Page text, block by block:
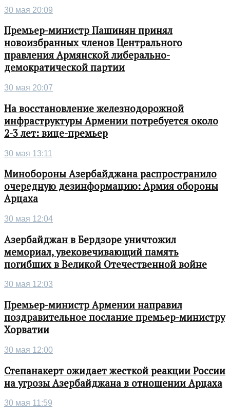
30 мая 20:09
Премьер-министр Пашинян принял
новоизбранных членов Центрального
правления Армянской либерально-
демократической партии
30 мая 20:07
На восстановление железнодорожной
инфраструктуры Армении потребуется около
2-3 лет: вице-премьер
30 мая 13:11
Минобороны Азербайджана распространило
очередную дезинформацию: Армия обороны
Арцаха
30 мая 12:04
Азербайджан в Бердзоре уничтожил
мемориал, увековечивающий память
погибших в Великой Отечественной войне
30 мая 12:03
Премьер-министр Армении направил
поздравительное послание премьер-министру
Хорватии
30 мая 12:00
Степанакерт ожидает жесткой реакции России
на угрозы Азербайджана в отношении Арцаха
30 мая 11:59